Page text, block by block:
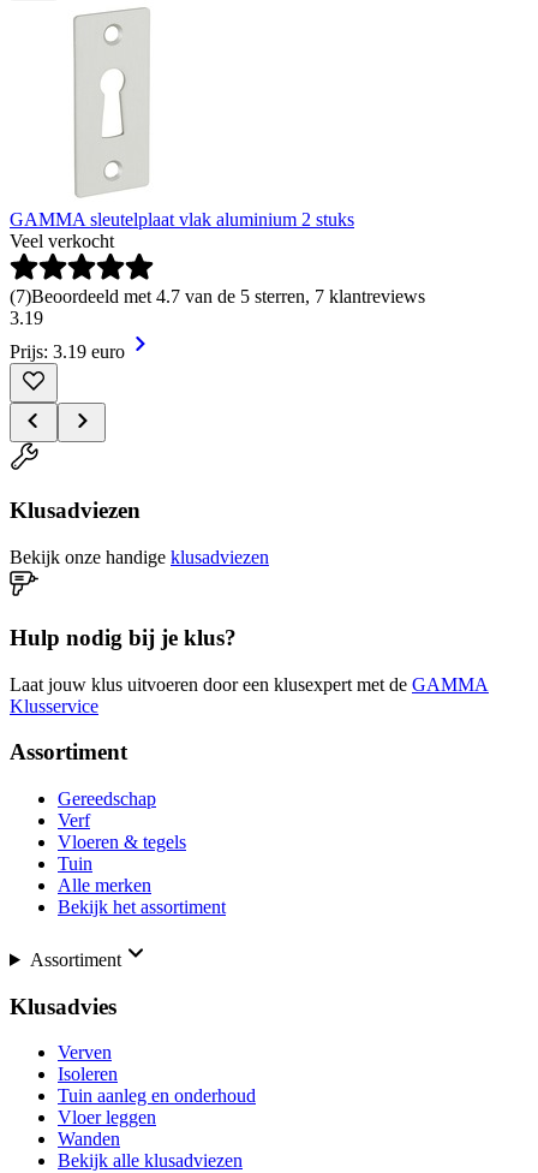
GAMMA sleutelplaat vlak aluminium 2 stuks
Veel verkocht
(7)Beoordeeld met 4.7 van de 5 sterren, 7 klantreviews
3.19
Prijs: 3.19 euro
Klusadviezen
Bekijk onze handige klusadviezen
Hulp nodig bij je klus?
Laat jouw klus uitvoeren door een klusexpert met de GAMMA
Klusservice
Assortiment
Gereedschap
Verf
Vloeren & tegels
Tuin
Alle merken
Bekijk het assortiment
Assortiment
Klusadvies
Verven
Isoleren
Tuin aanleg en onderhoud
Vloer leggen
Wanden
Bekijk alle klusadviezen